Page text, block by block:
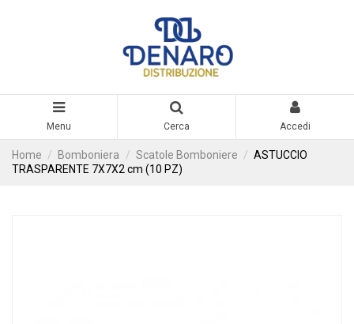
Menu Cerca Accedi
Home Bomboniera Scatole Bomboniere
ASTUCCIO
TRASPARENTE 7X7X2 cm (10 PZ)